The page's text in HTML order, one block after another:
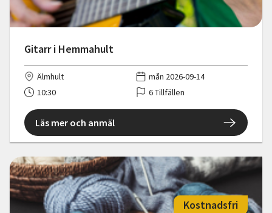
Gitarr i Hemmahult
Älmhult
mån 2026-09-14
10:30
6 Tillfällen
Läs mer och anmäl
Kostnadsfri